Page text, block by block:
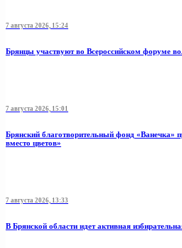
7 августа 2026, 15:24
Брянцы участвуют во Всероссийском форуме
7 августа 2026, 15:01
Брянский благотворительный фонд «Ванечка»
вместо цветов»
7 августа 2026, 13:33
В Брянской области идет активная